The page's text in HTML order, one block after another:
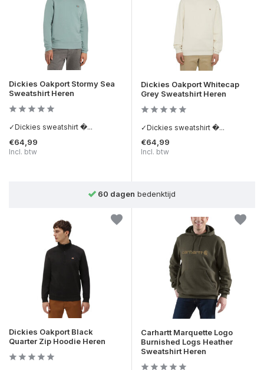
Dickies Oakport Stormy Sea
Sweatshirt Heren
✓Dickies sweatshirt �...
€64,99
Incl. btw
Dickies Oakport Whitecap
Grey Sweatshirt Heren
✓Dickies sweatshirt �...
€64,99
Incl. btw
Achteraf betalenmogelijk
Dickies Oakport Black
Quarter Zip Hoodie Heren
Carhartt Marquette Logo
Burnished Logs Heather
Sweatshirt Heren